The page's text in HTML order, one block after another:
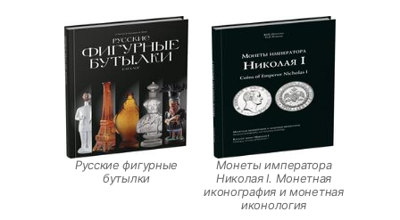
Русские фигурные
бутылки
Монеты императора
Николая I. Монетная
иконография и монетная
иконология